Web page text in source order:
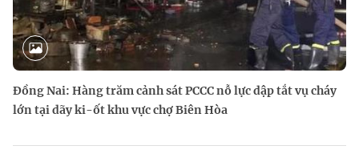
Đồng Nai: Hàng trăm cảnh sát PCCC nỗ lực dập tắt vụ cháy
lớn tại dãy ki-ốt khu vực chợ Biên Hòa